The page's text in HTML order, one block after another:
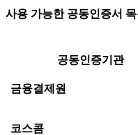
사용 가능한 공동인증서
공동인증기관
금융결제원
코스콤